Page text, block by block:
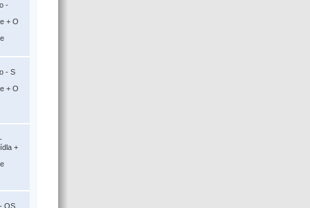
-
+ O
- S
+ O
+
OS